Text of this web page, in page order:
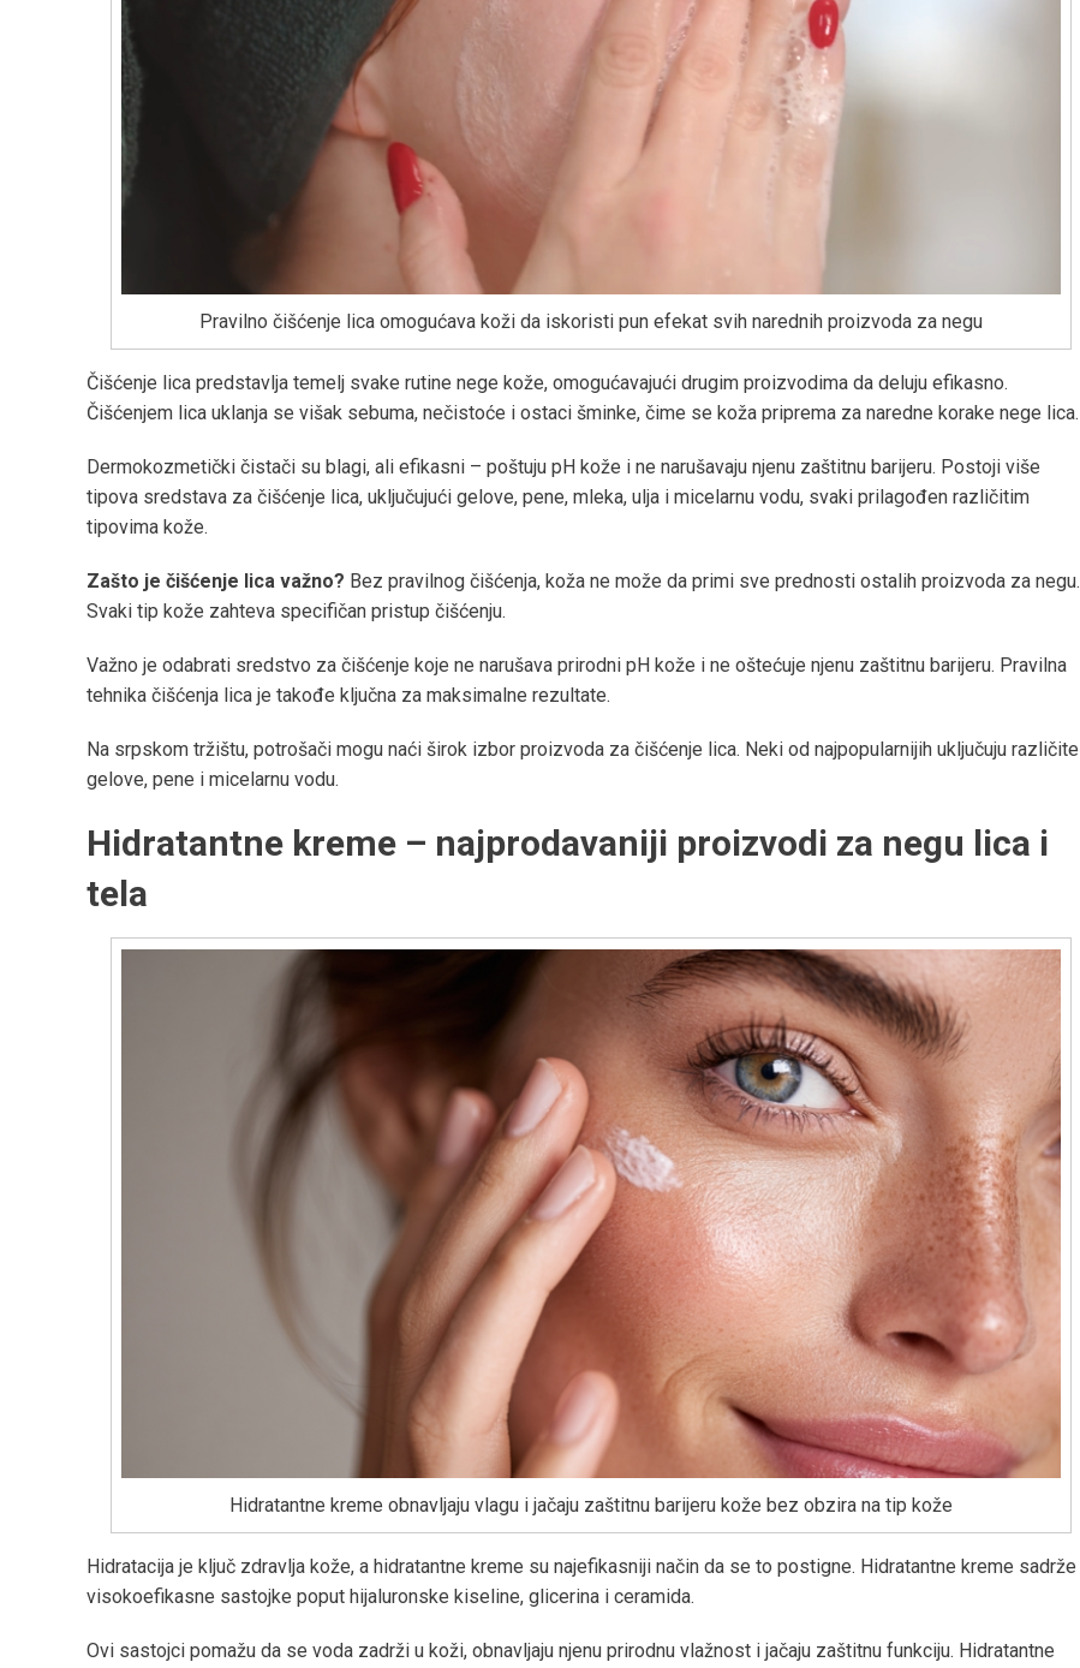
Pravilno čišćenje lica omogućava koži da iskoristi pun efekat svih narednih proizvoda za negu
Čišćenje lica predstavlja temelj svake rutine nege kože, omogućavajući drugim proizvodima da deluju efikasno.
Čišćenjem lica uklanja se višak sebuma, nečistoće i ostaci šminke, čime se koža priprema za naredne korake nege lica.
Dermokozmetički čistači su blagi, ali efikasni – poštuju pH kože i ne narušavaju njenu zaštitnu barijeru. Postoji više
tipova sredstava za čišćenje lica, uključujući gelove, pene, mleka, ulja i micelarnu vodu, svaki prilagođen različitim
tipovima kože.
Zašto je čišćenje lica važno? Bez pravilnog čišćenja, koža ne može da primi sve prednosti ostalih proizvoda za negu.
Svaki tip kože zahteva specifičan pristup čišćenju.
Važno je odabrati sredstvo za čišćenje koje ne narušava prirodni pH kože i ne oštećuje njenu zaštitnu barijeru. Pravilna
tehnika čišćenja lica je takođe ključna za maksimalne rezultate.
Na srpskom tržištu, potrošači mogu naći širok izbor proizvoda za čišćenje lica. Neki od najpopularnijih uključuju različite
gelove, pene i micelarnu vodu.
Hidratantne kreme – najprodavaniji proizvodi za negu lica i
tela
Hidratantne kreme obnavljaju vlagu i jačaju zaštitnu barijeru kože bez obzira na tip kože
Hidratacija je ključ zdravlja kože, a hidratantne kreme su najefikasniji način da se to postigne. Hidratantne kreme sadrže
visokoefikasne sastojke poput hijaluronske kiseline, glicerina i ceramida.
Ovi sastojci pomažu da se voda zadrži u koži, obnavljaju njenu prirodnu vlažnost i jačaju zaštitnu funkciju. Hidratantne